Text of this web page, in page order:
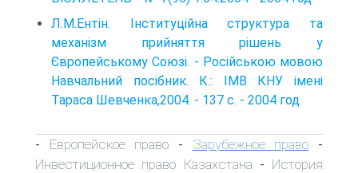
Л.М.Ентін. Інституційна структура та
механізм прийняття рішень у
Європейському Союзі. - Російською мовою
Навчальний посібник. К.: ІМВ КНУ імені
Тараса Шевченка,2004. - 137 с. - 2004 год
- Европейское право - Зарубежное право -
Инвестиционное право Казахстана - История